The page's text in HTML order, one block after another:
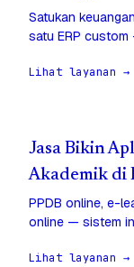
Satukan
satu ERP
Lihat layanan →
Jasa Bikin
Akademik di
PPDB online, e-
online — sistem
Lihat layanan →